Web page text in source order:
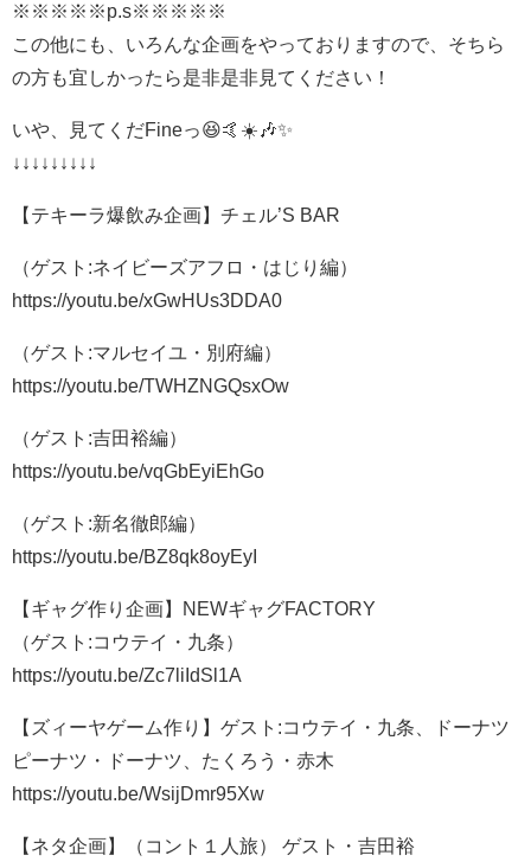
※※※※※p.s※※※※※
この他にも、いろんな企画をやっておりますので、そちら
の方も宜しかったら是非是非見てください！
いや、見てくだFineっ😆🤙☀️🎶✨
↓↓↓↓↓↓↓↓↓
【テキーラ爆飲み企画】チェル’S BAR
（ゲスト:ネイビーズアフロ・はじり編）
https://youtu.be/xGwHUs3DDA0
（ゲスト:マルセイユ・別府編）
https://youtu.be/TWHZNGQsxOw
（ゲスト:吉田裕編）
https://youtu.be/vqGbEyiEhGo
（ゲスト:新名徹郎編）
https://youtu.be/BZ8qk8oyEyI
【ギャグ作り企画】NEWギャグFACTORY
（ゲスト:コウテイ・九条）
https://youtu.be/Zc7liIdSl1A
【ズィーヤゲーム作り】ゲスト:コウテイ・九条、ドーナツ
ピーナツ・ドーナツ、たくろう・赤木
https://youtu.be/WsijDmr95Xw
【ネタ企画】（コント１人旅） ゲスト・吉田裕